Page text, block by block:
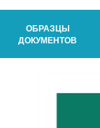
ОБРАЗЦЫ
ДОКУМЕНТОВ